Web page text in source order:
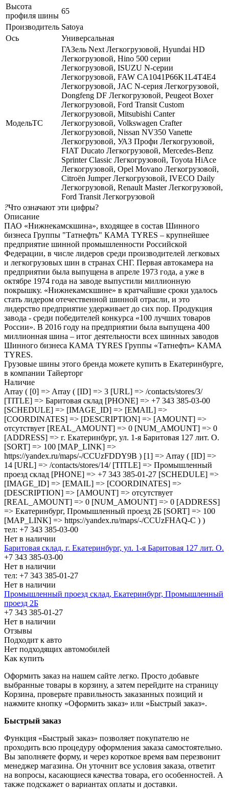
Высота
профиля шины
65
Производитель Satoya
Ось
Универсальная
МодельТС
ГАЗель Next Легкогрузовой, Hyundai HD
Легкогрузовой, Hino 500 серии
Легкогрузовой, ISUZU N-серии
Легкогрузовой, FAW CA1041P66K1L4T4E4
Легкогрузовой, JAC N-серия Легкогрузовой,
Dongfeng DF Легкогрузовой, Peugeot Boxer
Легкогрузовой, Ford Transit Custom
Легкогрузовой, Mitsubishi Canter
Легкогрузовой, Volkswagen Crafter
Легкогрузовой, Nissan NV350 Vanette
Легкогрузовой, УАЗ Профи Легкогрузовой,
FIAT Ducato Легкогрузовой, Mercedes-Benz
Sprinter Classic Легкогрузовой, Toyota HiAce
Легкогрузовой, Opel Movano Легкогрузовой,
Citroën Jumper Легкогрузовой, IVECO Daily
Легкогрузовой, Renault Master Легкогрузовой,
Ford Transit Легкогрузовой
?Что означают эти цифры?
Описание
ПАО «Нижнекамскшина», входящее в состав Шинного
бизнеса Группы "Татнефть" КАМА TYRES – крупнейшее
предприятие шинной промышленности Российской
Федерации, в числе лидеров среди производителей легковых
и легкогрузовых шин в странах СНГ. Первая автокамера на
предприятии была выпущена в апреле 1973 года, а уже в
октябре 1974 года на заводе выпустили миллионную
покрышку. «Нижнекамскшине» в кратчайшие сроки удалось
стать лидером отечественной шинной отрасли, и это
лидерство предприятие удерживает до сих пор. Продукция
завода - среди победителей конкурса «100 лучших товаров
России». В 2016 году на предприятии была выпущена 400
миллионная шина – итог деятельности всех шинных заводов
Шинного бизнеса КАМА TYRES Группы «Татнефть» КАМА
TYRES.
Грузовые шины этого бренда можете купить в Екатеринбурге,
в компании Тайерторг
Наличие
Array ( [0] => Array ( [ID] => 3 [URL] => /contacts/stores/3/
[TITLE] => Баритовая склад [PHONE] => +7 343 385-03-00
[SCHEDULE] => [IMAGE_ID] => [EMAIL] =>
[COORDINATES] => [DESCRIPTION] => [AMOUNT] =>
отсутствует [REAL_AMOUNT] => 0 [NUM_AMOUNT] => 0
[ADDRESS] => г. Екатеринбург, ул. 1-я Баритовая 127 лит. О.
[SORT] => 100 [MAP_LINK] =>
https://yandex.ru/maps/-/CCUzFDDY9B ) [1] => Array ( [ID] =>
14 [URL] => /contacts/stores/14/ [TITLE] => Промышленный
проезд cклад [PHONE] => +7 343 385-01-27 [SCHEDULE] =>
[IMAGE_ID] => [EMAIL] => [COORDINATES] =>
[DESCRIPTION] => [AMOUNT] => отсутствует
[REAL_AMOUNT] => 0 [NUM_AMOUNT] => 0 [ADDRESS]
=> Екатеринбург, Промышленный проезд 2Б [SORT] => 100
[MAP_LINK] => https://yandex.ru/maps/-/CCUzFHAQ-C ) )
тел: +7 343 385-03-00
Нет в наличии
Баритовая склад, г. Екатеринбург, ул. 1-я Баритовая 127 лит. О.
+7 343 385-03-00
Нет в наличии
тел: +7 343 385-01-27
Нет в наличии
Промышленный проезд cклад, Екатеринбург, Промышленный
проезд 2Б
+7 343 385-01-27
Нет в наличии
Отзывы
Подходит к авто
Нет подходящих автомобилей
Как купить
Оформить заказ на нашем сайте легко. Просто добавьте
выбранные товары в корзину, а затем перейдите на страницу
Корзина, проверьте правильность заказанных позиций и
нажмите кнопку «Оформить заказ» или «Быстрый заказ».
Быстрый заказ
Функция «Быстрый заказ» позволяет покупателю не
проходить всю процедуру оформления заказа самостоятельно.
Вы заполняете форму, и через короткое время вам перезвонит
менеджер магазина. Он уточнит все условия заказа, ответит
на вопросы, касающиеся качества товара, его особенностей. А
также подскажет о вариантах оплаты и доставки.